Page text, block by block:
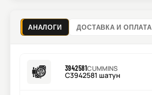
АНАЛОГИ ДОСТАВКА И ОПЛАТА
3942581CUMMINS
C3942581 шатун